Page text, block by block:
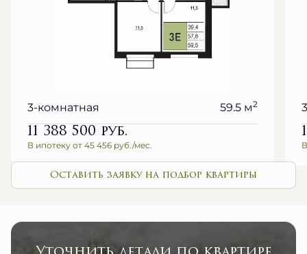
3-комнатная 59.5 м2
11 388 500руб.
В ипотеку от 45 456 руб./мес.
Оставить заявку на подбор квартиры